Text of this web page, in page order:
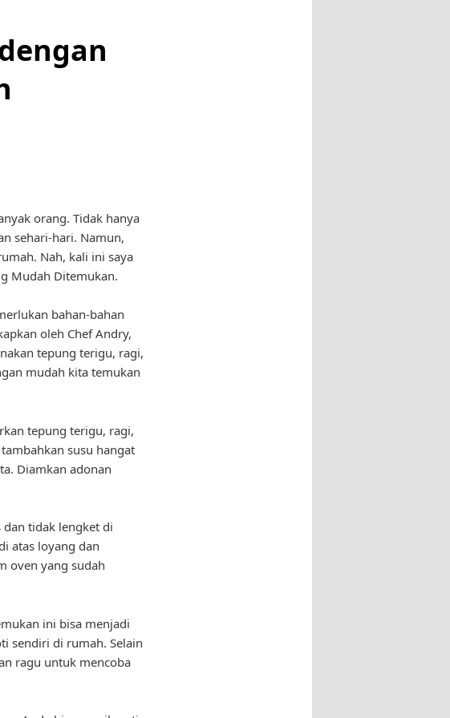
orang. Tidak hanya
sehari-hari. Namun,
Nah, kali ini saya
Mudah Ditemukan.
bahan-bahan
oleh Chef Andry,
tepung terigu, ragi,
mudah kita temukan
tepung terigu, ragi,
susu hangat
Diamkan adonan
tidak lengket di
atas loyang dan
oven yang sudah
ini bisa menjadi
sendiri di rumah. Selain
ragu untuk mencoba